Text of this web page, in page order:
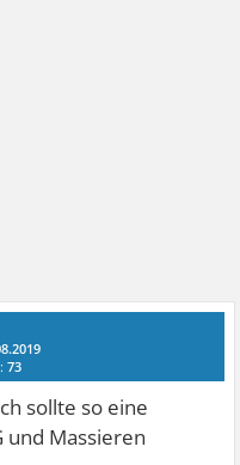
73
sollte so eine
und Massieren